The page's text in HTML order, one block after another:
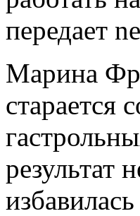
передает
Марина
старается
результат